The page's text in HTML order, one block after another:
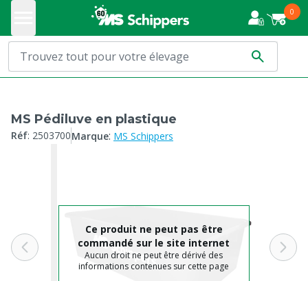
0
MS Pédiluve en plastique
Réf: 2503700Marque: MS Schippers
Ce produit ne peut pas être
commandé sur le site internet
Aucun droit ne peut être dérivé des
informations contenues sur cette page